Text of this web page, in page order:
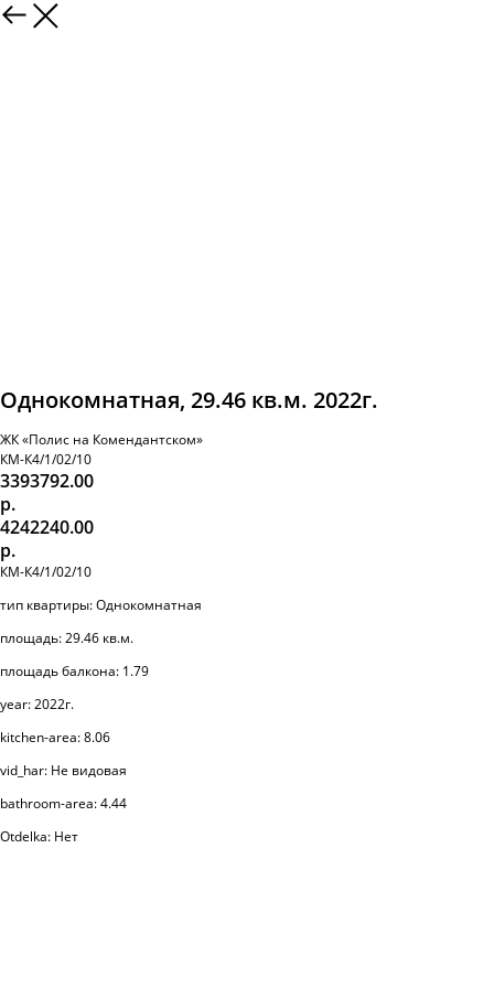
Однокомнатная, 29.46 кв.м. 2022г.
ЖК «Полис на Комендантском»
КМ-К4/1/02/10
3393792.00
р.
4242240.00
р.
КМ-К4/1/02/10
тип квартиры: Однокомнатная
площадь: 29.46 кв.м.
площадь балкона: 1.79
year: 2022г.
kitchen-area: 8.06
vid_har: Не видовая
bathroom-area: 4.44
Otdelka: Нет